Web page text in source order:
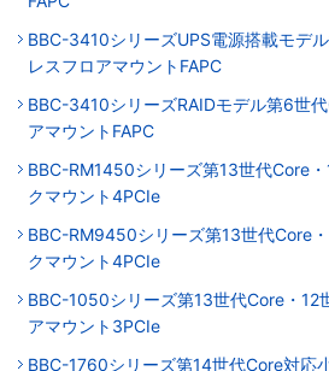
BBC-3410シリーズUPS電源搭載モデ
レスフロアマウントFAPC
BBC-3410シリーズRAIDモデル第6世
アマウントFAPC
BBC-RM1450シリーズ第13世代Core
クマウント4PCIe
BBC-RM9450シリーズ第13世代Core
クマウント4PCIe
BBC-1050シリーズ第13世代Core・12
アマウント3PCIe
BBC-1760シリーズ第14世代Core対応